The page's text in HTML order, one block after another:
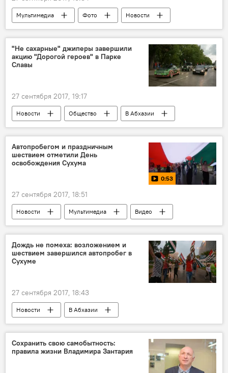
Мультимедиа Фото
Новости
В Абхазии
24-ая годовщина Дня Победы
"Не сахарные" джиперы завершили
акцию "Дорогой героев" в Парке
Cлавы
27 сентября 2017, 19:17
Новости Общество
В Абхазии
24-ая годовщина Дня Победы
Автопробегом и праздничным
шествием отметили День
освобождения Сухума
0:53
27 сентября 2017, 18:51
Новости Мультимедиа
Видео
Общество
В Абхазии
Дождь не помеха: возложением и
шествием завершился автопробег в
Сухуме
27 сентября 2017, 18:43
Новости
В Абхазии
24-ая годовщина Дня Победы
Сохранить свою самобытность:
правила жизни Владимира Зантария